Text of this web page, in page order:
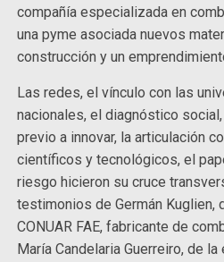
compañía especializada en
una pyme asociada nuevos
construcción y un
Las redes, el vínculo con las
nacionales, el diagnóstico
previo a innovar, la articulación
científicos y tecnológicos, el
riesgo hicieron su cruce
testimonios de Germán Kuglien,
CONUAR FAE, fabricante de
María Candelaria Guerreiro, de